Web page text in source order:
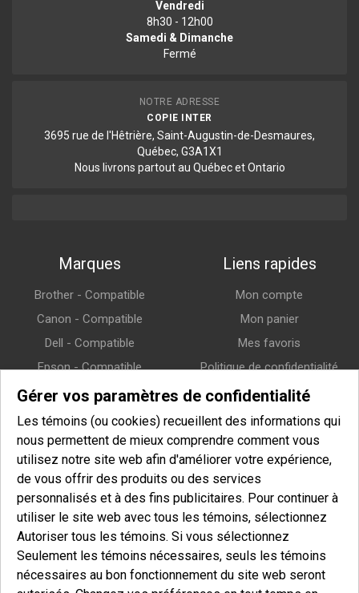
Vendredi
8h30 - 12h00
Samedi & Dimanche
Fermé
NOTRE ADRESSE
COPIE INTER
3695 rue de l'Hêtrière, Saint-Augustin-de-Desmaures,
Québec, G3A1X1
Nous livrons partout au Québec et Ontario
Marques
Brother - Compatible
Canon - Compatible
Dell - Compatible
Epson - Compatible
HP (Hewlett-Packard) -
Compatible
Lexmark - Compatible
Samsung - Compatible
Xerox - Compatible
Liens rapides
Mon compte
Mon panier
Mes favoris
Politique de confidentialité
Politique de retour
Politique de livraison
Infolettre
Entrez votre courriel pour vous inscrire à notre infolettre et afin
de recevoir nos offres spéciales.
Gérer vos paramètres de confidentialité
Les témoins (ou cookies) recueillent des informations qui
nous permettent de mieux comprendre comment vous
utilisez notre site web afin d'améliorer votre expérience,
de vous offrir des produits ou des services
personnalisés et à des fins publicitaires. Pour continuer à
utiliser le site web avec tous les témoins, sélectionnez
Autoriser tous les témoins. Si vous sélectionnez
Seulement les témoins nécessaires, seuls les témoins
nécessaires au bon fonctionnement du site web seront